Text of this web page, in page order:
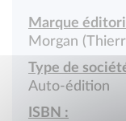
Marque
Morgan
Type de
Auto-édition
ISBN :